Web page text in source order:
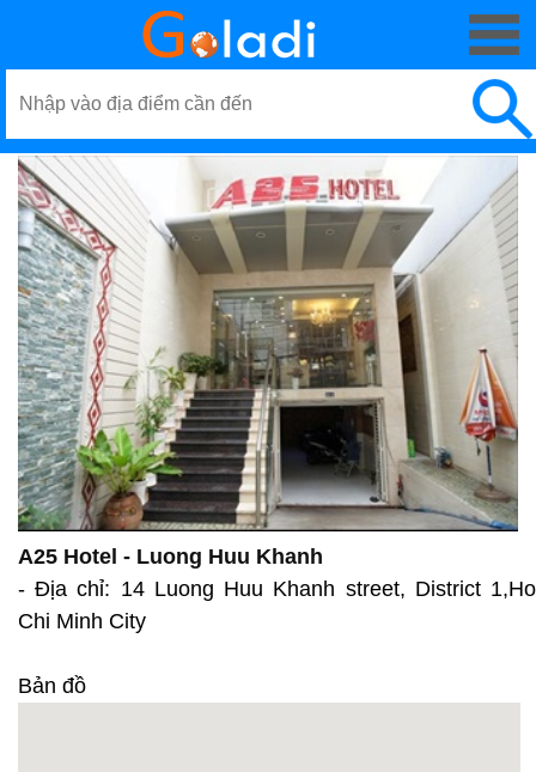
A25 Hotel - Luong Huu Khanh
- Địa chỉ: 14 Luong Huu Khanh street, District 1,Ho
Chi Minh City
Bản đồ